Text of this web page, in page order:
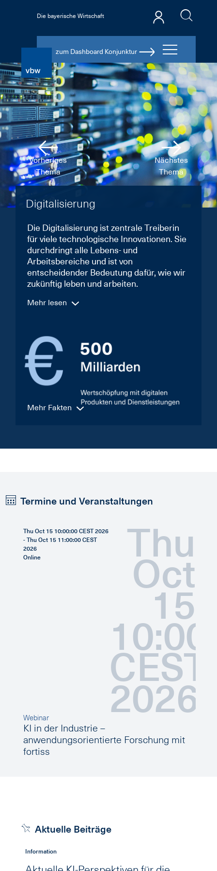
Die bayerische Wirtschaft
zum Dashboard Konjunktur
Vorheriges
Thema
Nächstes
Thema
Digitalisierung
Die Digitalisierung ist zentrale Treiberin
für viele technologische Innovationen. Sie
durchdringt alle Lebens- und
Arbeitsbereiche und ist von
entscheidender Bedeutung dafür, wie wir
zukünftig leben und arbeiten.
Mehr lesen
Mehr Fakten
Termine und Veranstaltungen
Thu Oct 15 10:00:00 CEST 2026
- Thu Oct 15 11:00:00 CEST
2026
Online
Thu
Oct
15
CEST
2026
Webinar
KI in der Industrie –
anwendungsorientierte Forschung mit
fortiss
Aktuelle Beiträge
Information